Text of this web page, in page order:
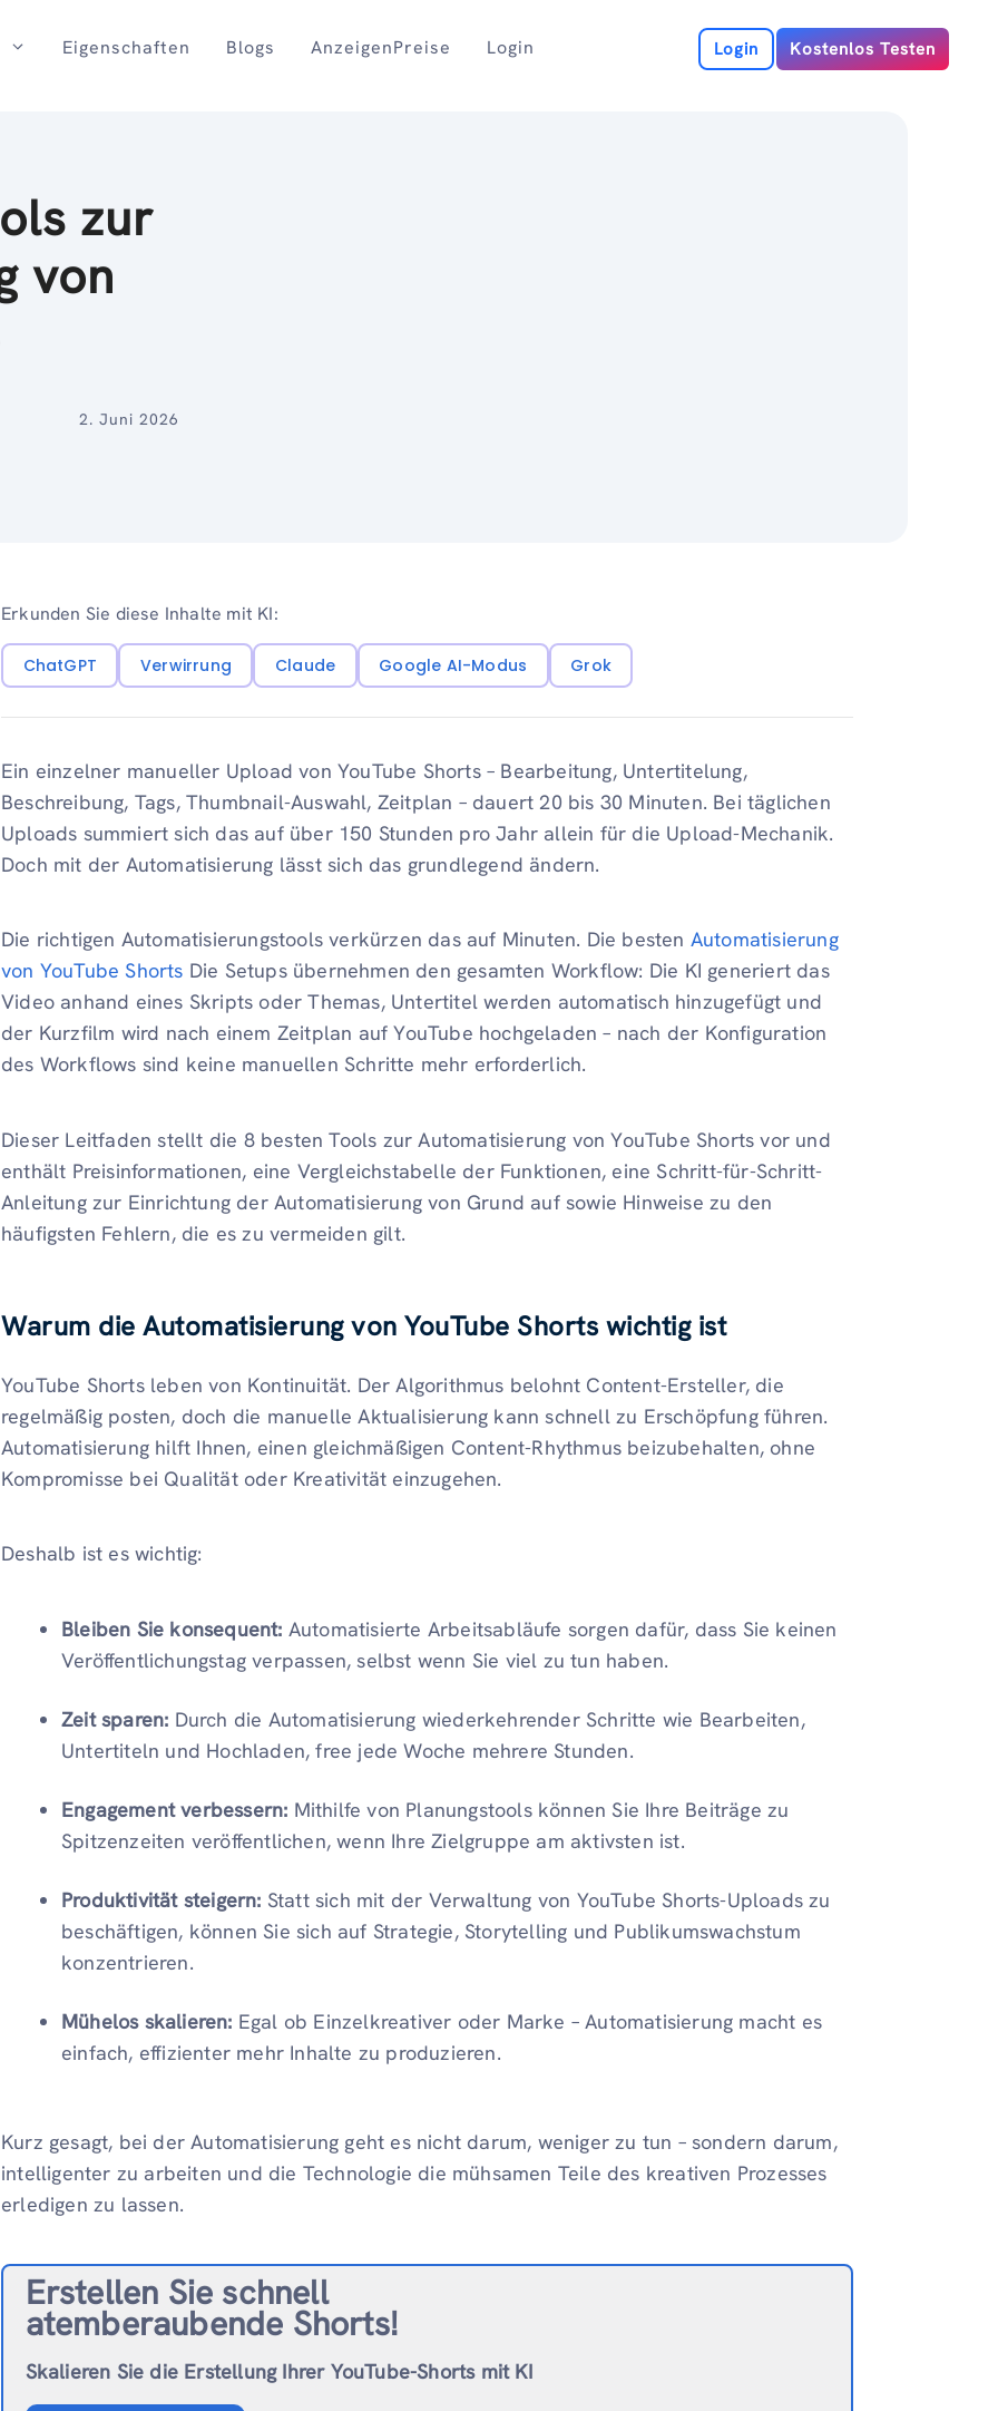
Eigenschaften Blogs AnzeigenPreise Login Login Kostenlos Testen
zur
von
2. Juni 2026
Erkunden Sie diese Inhalte mit KI:
ChatGPT Verwirrung Claude Google AI-Modus Grok
Ein einzelner manueller Upload von YouTube Shorts – Bearbeitung, Untertitelung,
Beschreibung, Tags, Thumbnail-Auswahl, Zeitplan – dauert 20 bis 30 Minuten. Bei täglichen
Uploads summiert sich das auf über 150 Stunden pro Jahr allein für die Upload-Mechanik.
Doch mit der Automatisierung lässt sich das grundlegend ändern.
Die richtigen Automatisierungstools verkürzen das auf Minuten. Die besten Automatisierung
von YouTube Shorts Die Setups übernehmen den gesamten Workflow: Die KI generiert das
Video anhand eines Skripts oder Themas, Untertitel werden automatisch hinzugefügt und
der Kurzfilm wird nach einem Zeitplan auf YouTube hochgeladen – nach der Konfiguration
des Workflows sind keine manuellen Schritte mehr erforderlich.
Dieser Leitfaden stellt die 8 besten Tools zur Automatisierung von YouTube Shorts vor und
enthält Preisinformationen, eine Vergleichstabelle der Funktionen, eine Schritt-für-Schritt-
Anleitung zur Einrichtung der Automatisierung von Grund auf sowie Hinweise zu den
häufigsten Fehlern, die es zu vermeiden gilt.
Warum die Automatisierung von YouTube Shorts wichtig ist
YouTube Shorts leben von Kontinuität. Der Algorithmus belohnt Content-Ersteller, die
regelmäßig posten, doch die manuelle Aktualisierung kann schnell zu Erschöpfung führen.
Automatisierung hilft Ihnen, einen gleichmäßigen Content-Rhythmus beizubehalten, ohne
Kompromisse bei Qualität oder Kreativität einzugehen.
Deshalb ist es wichtig:
Bleiben Sie konsequent: Automatisierte Arbeitsabläufe sorgen dafür, dass Sie keinen
Veröffentlichungstag verpassen, selbst wenn Sie viel zu tun haben.
Zeit sparen: Durch die Automatisierung wiederkehrender Schritte wie Bearbeiten,
Untertiteln und Hochladen, free jede Woche mehrere Stunden.
Engagement verbessern: Mithilfe von Planungstools können Sie Ihre Beiträge zu
Spitzenzeiten veröffentlichen, wenn Ihre Zielgruppe am aktivsten ist.
Produktivität steigern: Statt sich mit der Verwaltung von YouTube Shorts-Uploads zu
beschäftigen, können Sie sich auf Strategie, Storytelling und Publikumswachstum
konzentrieren.
Mühelos skalieren: Egal ob Einzelkreativer oder Marke – Automatisierung macht es
einfach, effizienter mehr Inhalte zu produzieren.
Kurz gesagt, bei der Automatisierung geht es nicht darum, weniger zu tun – sondern darum,
intelligenter zu arbeiten und die Technologie die mühsamen Teile des kreativen Prozesses
erledigen zu lassen.
Erstellen Sie schnell
atemberaubende Shorts!
Skalieren Sie die Erstellung Ihrer YouTube-Shorts mit KI